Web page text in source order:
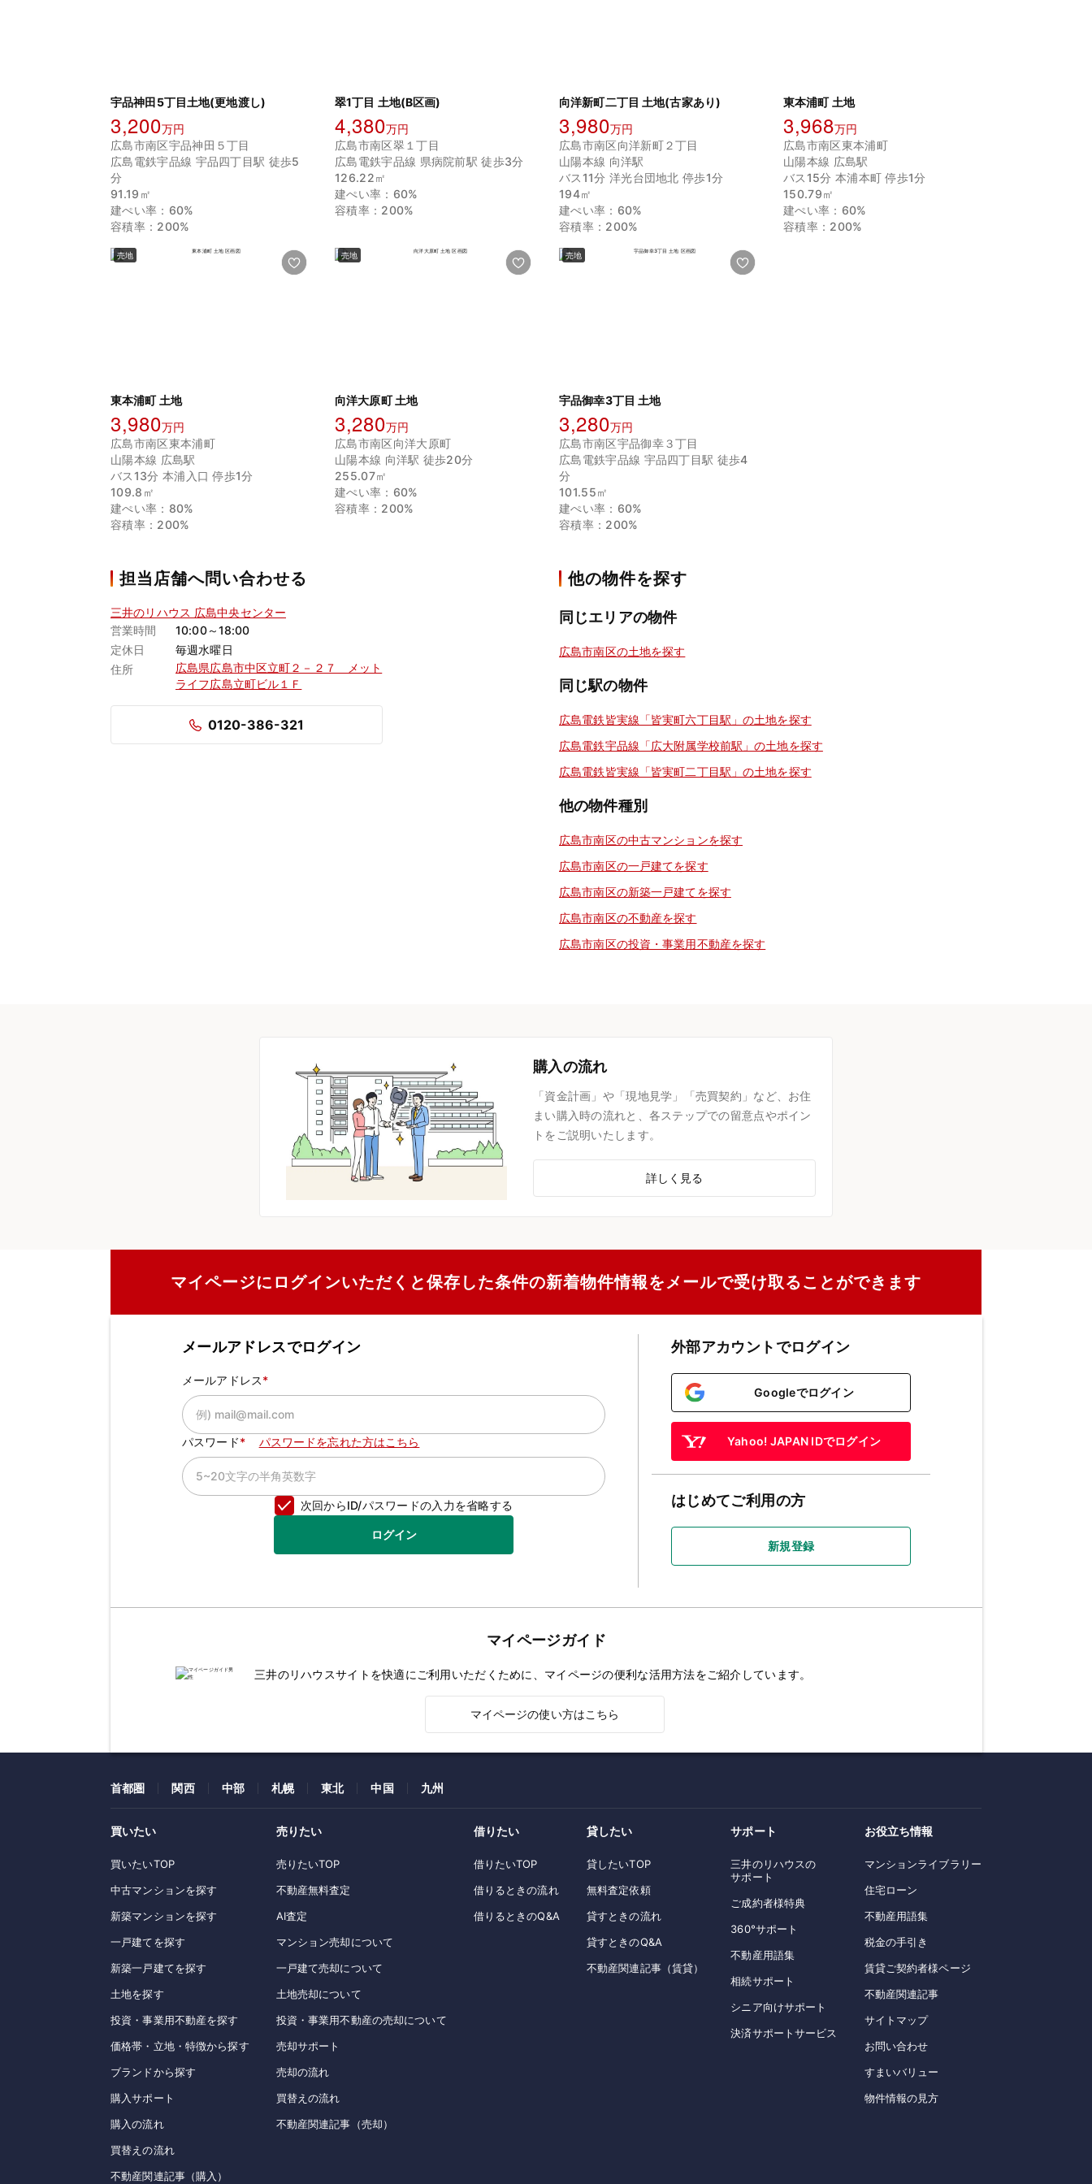
宇品神田5丁目土地(更地渡し)
3,200万円
広島市南区宇品神田５丁目
広島電鉄宇品線 宇品四丁目駅 徒歩5
分
91.19㎡
建ぺい率：60%
容積率：200%
翠1丁目 土地(B区画)
4,380万円
広島市南区翠１丁目
広島電鉄宇品線 県病院前駅 徒歩3分
126.22㎡
建ぺい率：60%
容積率：200%
向洋新町二丁目 土地(古家あり)
3,980万円
広島市南区向洋新町２丁目
山陽本線 向洋駅
バス11分 洋光台団地北 停歩1分
194㎡
建ぺい率：60%
容積率：200%
東本浦町 土地
3,968万円
広島市南区東本浦町
山陽本線 広島駅
バス15分 本浦本町 停歩1分
150.79㎡
建ぺい率：60%
容積率：200%
売地
東本浦町 土地
3,980万円
広島市南区東本浦町
山陽本線 広島駅
バス13分 本浦入口 停歩1分
109.8㎡
建ぺい率：80%
容積率：200%
売地
向洋大原町 土地
3,280万円
広島市南区向洋大原町
山陽本線 向洋駅 徒歩20分
255.07㎡
建ぺい率：60%
容積率：200%
売地
宇品御幸3丁目 土地
3,280万円
広島市南区宇品御幸３丁目
広島電鉄宇品線 宇品四丁目駅 徒歩4
分
101.55㎡
建ぺい率：60%
容積率：200%
担当店舗へ問い合わせる
三井のリハウス 広島中央センター
営業時間
10:00～18:00
定休日
毎週水曜日
住所
広島県広島市中区立町２－２７ メット
ライフ広島立町ビル１Ｆ
0120-386-321
他の物件を探す
同じエリアの物件
広島市南区の土地を探す
同じ駅の物件
広島電鉄皆実線「皆実町六丁目駅」の土地を探す
広島電鉄宇品線「広大附属学校前駅」の土地を探す
広島電鉄皆実線「皆実町二丁目駅」の土地を探す
他の物件種別
広島市南区の中古マンションを探す
広島市南区の一戸建てを探す
広島市南区の新築一戸建てを探す
広島市南区の不動産を探す
広島市南区の投資・事業用不動産を探す
購入の流れ
「資金計画」や「現地見学」「売買契約」など、お住
まい購入時の流れと、各ステップでの留意点やポイン
トをご説明いたします。
詳しく見る
マイページにログインいただくと保存した条件の新着物件情報をメールで受け取ることができます
メールアドレスでログイン
メールアドレス
パスワード パスワードを忘れた方はこちら
次回からID/パスワードの入力を省略する
ログイン
外部アカウントでログイン
Googleでログイン
Yahoo! JAPAN IDでログイン
はじめてご利用の方
新規登録
マイページガイド
三井のリハウスサイトを快適にご利用いただくために、マイページの便利な活用方法をご紹介しています。
マイページの使い方はこちら
首都圏 関西 中部 札幌 東北 中国 九州
買いたい
買いたいTOP
中古マンションを探す
新築マンションを探す
一戸建てを探す
新築一戸建てを探す
土地を探す
投資・事業用不動産を探す
価格帯・立地・特徴から探す
ブランドから探す
購入サポート
購入の流れ
買替えの流れ
不動産関連記事（購入）
売りたい
売りたいTOP
不動産無料査定
AI査定
マンション売却について
一戸建て売却について
土地売却について
投資・事業用不動産の売却について
売却サポート
売却の流れ
買替えの流れ
不動産関連記事（売却）
借りたい
借りたいTOP
借りるときの流れ
借りるときのQ&A
貸したい
貸したいTOP
無料査定依頼
貸すときの流れ
貸すときのQ&A
不動産関連記事（賃貸）
サポート
三井のリハウスの
サポート
ご成約者様特典
360°サポート
不動産用語集
相続サポート
シニア向けサポート
決済サポートサービス
お役立ち情報
マンションライブラリー
住宅ローン
不動産用語集
税金の手引き
賃貸ご契約者様ページ
不動産関連記事
サイトマップ
お問い合わせ
すまいバリュー
物件情報の見方